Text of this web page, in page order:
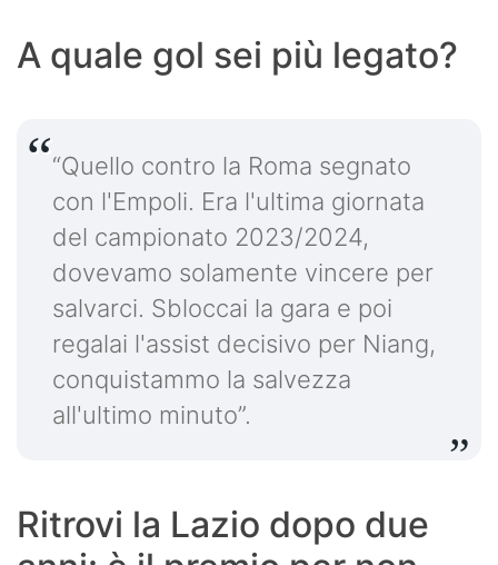
A quale gol sei più legato?
“Quello contro la Roma segnato
con l'Empoli. Era l'ultima giornata
del campionato 2023/2024,
dovevamo solamente vincere per
salvarci. Sbloccai la gara e poi
regalai l'assist decisivo per Niang,
conquistammo la salvezza
all'ultimo minuto”.
Ritrovi la Lazio dopo due